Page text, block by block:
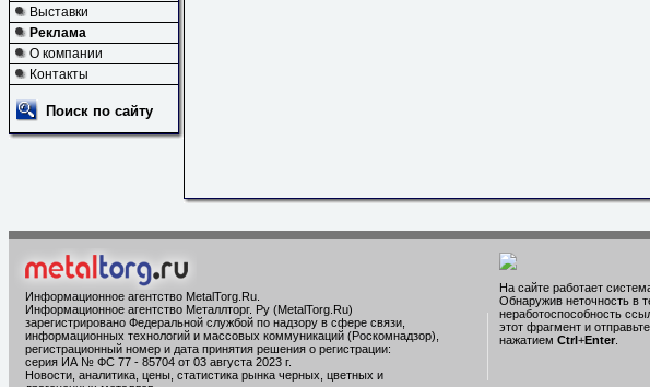
Выставки
Реклама
О компании
Контакты
Поиск по сайту
Информационное агентство MetalTorg.Ru
Информационное агентство Металлторг. Ру (MetalTorg.Ru)
зарегистрировано Федеральной службой по надзору в сфере связи,
информационных технологий и массовых коммуникаций (Роскомнадзор),
регистрационный номер и дата принятия решения о регистрации:
серия ИА № ФС 77 - 85704 от 03 августа 2023 г.
Новости, аналитика, цены, статистика рынка черных, цветных и
На сайте работает
Обнаружив неточность в
неработоспособность
этот фрагмент и
нажатием Ctrl+Enter